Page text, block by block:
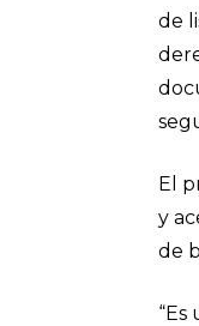
de
El
y
de